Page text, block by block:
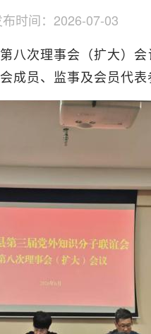
时间： 2026-07-03
八次理事会（扩大）
成员、监事及会员代表